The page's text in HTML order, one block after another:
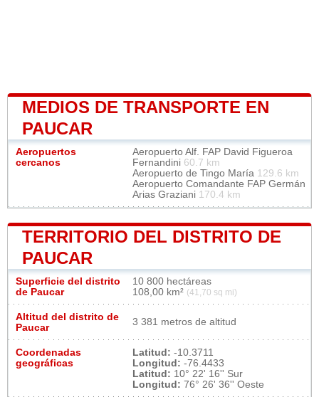
MEDIOS DE TRANSPORTE EN
PAUCAR
Aeropuertos
cercanos
Aeropuerto Alf. FAP David Figueroa
Fernandini 60.7 km
Aeropuerto de Tingo María 129.6 km
Aeropuerto Comandante FAP Germán
Arias Graziani 170.4 km
TERRITORIO DEL DISTRITO DE
PAUCAR
Superficie del distrito
de Paucar
10 800 hectáreas
108,00 km² (41,70 sq mi)
Altitud del distrito de
Paucar
3 381 metros de altitud
Coordenadas
geográficas
Latitud: -10.3711
Longitud: -76.4433
Latitud: 10° 22' 16'' Sur
Longitud: 76° 26' 36'' Oeste